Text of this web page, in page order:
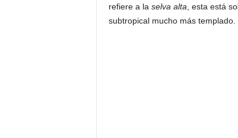
refiere a la selva alta , esta está
subtropical mucho más templado.